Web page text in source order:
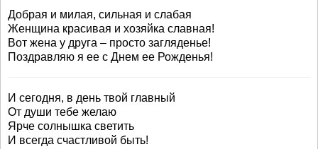
Добрая и милая, сильная и слабая
Женщина красивая и хозяйка славная!
Вот жена у друга – просто загляденье!
Поздравляю я ее с Днем ее Рожденья!
И сегодня, в день твой главный
От души тебе желаю
Ярче солнышка светить
И всегда счастливой быть!